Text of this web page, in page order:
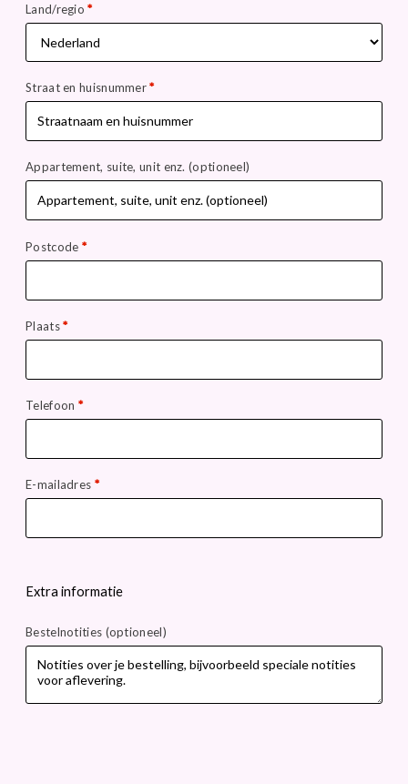
Land/regio*
Straat en huisnummer*
Appartement, suite, unit enz.(optioneel)
Postcode *
Plaats*
Telefoon *
E-mailadres *
Extra informatie
Bestelnotities (optioneel)